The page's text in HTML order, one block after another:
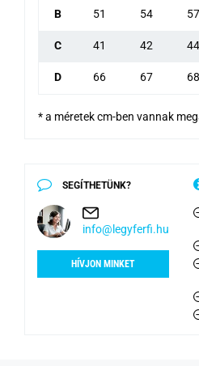
B 51 54 57
C 41 42 44
D 66 67 68
* a méretek cm-ben vannak
SEGÍTHETÜNK?
info@legyferfi.hu
HÍVJON MINKET